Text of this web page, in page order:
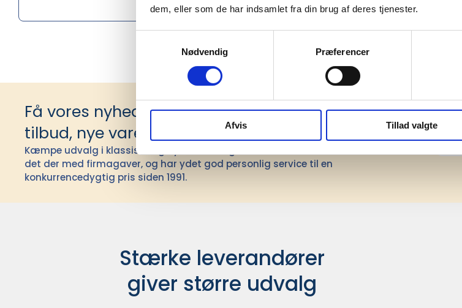
dem, eller som de har indsamlet fra din brug af deres tjenester.
Nødvendig
Præferencer
Afvis Tillad valgte
Certifikater Hi-Vis
Få vores nyhedsbrev med information om
tilbud, nye varer og andet godt
Kæmpe udvalg i klassiske og nyskabende gaveidéer til din virksomhed. Vi kan
det der med firmagaver, og har ydet god personlig service til en
konkurrencedygtig pris siden 1991.
Stærke leverandører
giver større udvalg